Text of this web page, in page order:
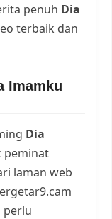
penuh Dia
terbaik dan
Imamku
Dia
peminat
laman web
perlu